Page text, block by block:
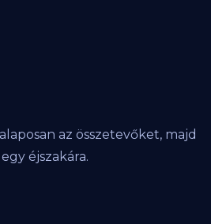
az összetevőket, majd
éjszakára.